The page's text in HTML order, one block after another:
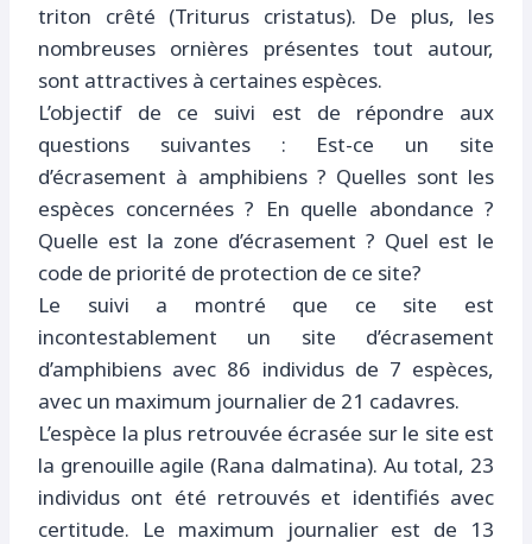
triton crêté (Triturus cristatus). De plus, les
nombreuses ornières présentes tout autour,
sont attractives à certaines espèces.
L’objectif de ce suivi est de répondre aux
questions suivantes : Est-ce un site
d’écrasement à amphibiens ? Quelles sont les
espèces concernées ? En quelle abondance ?
Quelle est la zone d’écrasement ? Quel est le
code de priorité de protection de ce site?
Le suivi a montré que ce site est
incontestablement un site d’écrasement
d’amphibiens avec 86 individus de 7 espèces,
avec un maximum journalier de 21 cadavres.
L’espèce la plus retrouvée écrasée sur le site est
la grenouille agile (Rana dalmatina). Au total, 23
individus ont été retrouvés et identifiés avec
certitude. Le maximum journalier est de 13